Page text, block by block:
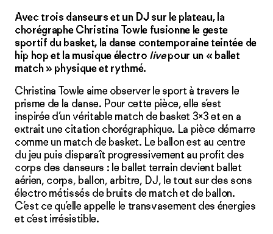
Avec trois danseurs et un DJ sur le plateau, la
chorégraphe Christina Towle fusionne le geste
sportif du basket, la danse contemporaine teintée de
hip hop et la musique électro livepour un « ballet
match » physique et rythmé.
Christina Towle aime observer le sport à travers le
prisme de la danse. Pour cette pièce, elle s’est
inspirée d’un véritable match de basket 3×3 et en a
extrait une citation chorégraphique. La pièce démarre
comme un match de basket. Le ballon est au centre
du jeu puis disparaît progressivement au profit des
corps des danseurs : le ballet terrain devient ballet
aérien, corps, ballon, arbitre, DJ, le tout sur des sons
électro métissés de bruits de match et de ballon.
C’est ce qu’elle appelle le transvasement des énergies
et c’est irrésistible.